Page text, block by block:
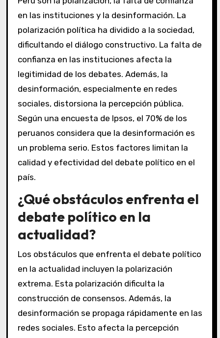
en las instituciones y la desinformación. La
polarización política ha dividido a la sociedad,
dificultando el diálogo constructivo. La falta de
confianza en las instituciones afecta la
legitimidad de los debates. Además, la
desinformación, especialmente en redes
sociales, distorsiona la percepción pública.
Según una encuesta de Ipsos, el 70% de los
peruanos considera que la desinformación es
un problema serio. Estos factores limitan la
calidad y efectividad del debate político en el
país.
¿Qué obstáculos enfrenta el
debate político en la
actualidad?
Los obstáculos que enfrenta el debate político
en la actualidad incluyen la polarización
extrema. Esta polarización dificulta la
construcción de consensos. Además, la
desinformación se propaga rápidamente en las
redes sociales. Esto afecta la percepción